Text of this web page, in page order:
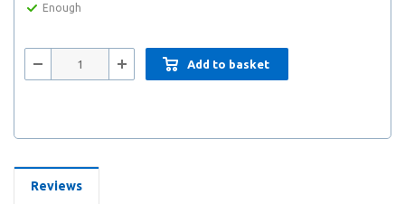
Enough
Add to basket
Reviews